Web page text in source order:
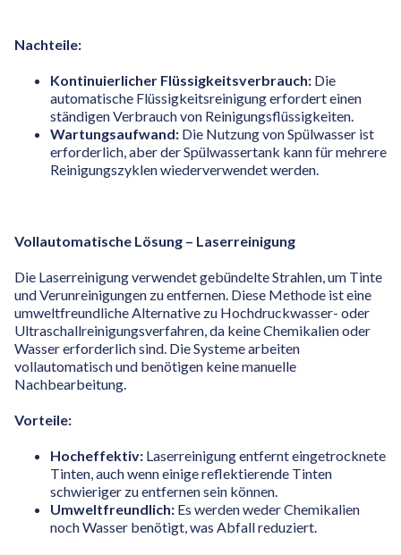
Nachteile:
Kontinuierlicher Flüssigkeitsverbrauch: Die
automatische Flüssigkeitsreinigung erfordert einen
ständigen Verbrauch von Reinigungsflüssigkeiten.
Wartungsaufwand: Die Nutzung von Spülwasser ist
erforderlich, aber der Spülwassertank kann für mehrere
Reinigungszyklen wiederverwendet werden.
Vollautomatische Lösung – Laserreinigung
Die Laserreinigung verwendet gebündelte Strahlen, um Tinte
und Verunreinigungen zu entfernen. Diese Methode ist eine
umweltfreundliche Alternative zu Hochdruckwasser- oder
Ultraschallreinigungsverfahren, da keine Chemikalien oder
Wasser erforderlich sind. Die Systeme arbeiten
vollautomatisch und benötigen keine manuelle
Nachbearbeitung.
Vorteile:
Hocheffektiv: Laserreinigung entfernt eingetrocknete
Tinten, auch wenn einige reflektierende Tinten
schwieriger zu entfernen sein können.
Umweltfreundlich: Es werden weder Chemikalien
noch Wasser benötigt, was Abfall reduziert.